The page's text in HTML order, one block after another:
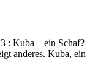
: Kuba – ein Schaf?
anderes. Kuba, ein